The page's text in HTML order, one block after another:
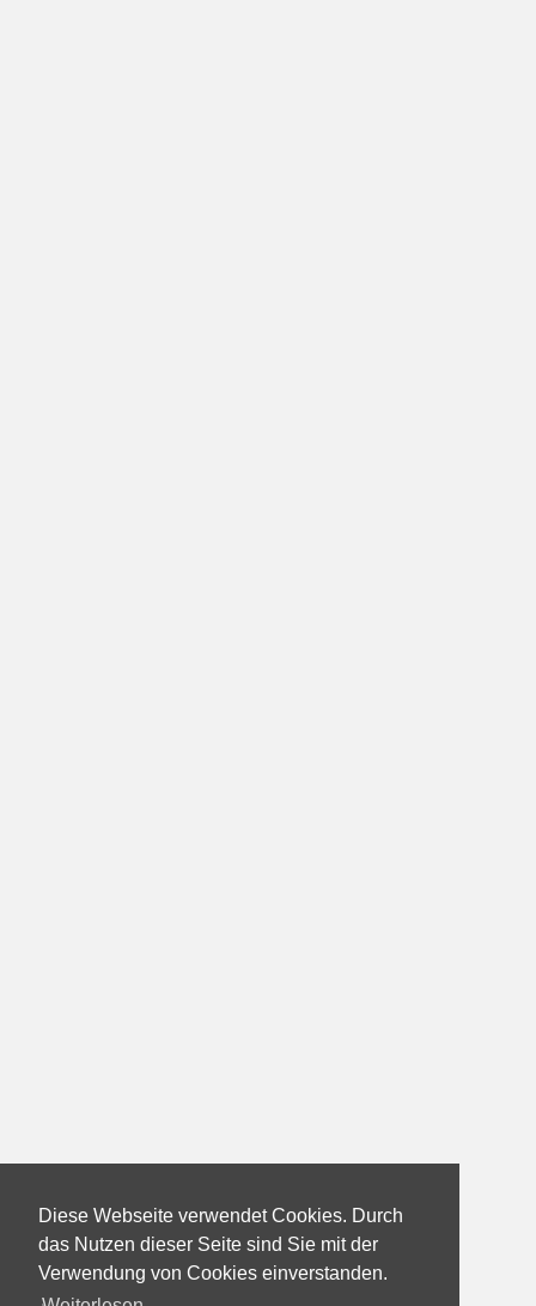
Diese Webseite verwendet Cookies. Durch
das Nutzen dieser Seite sind Sie mit der
Verwendung von Cookies einverstanden.